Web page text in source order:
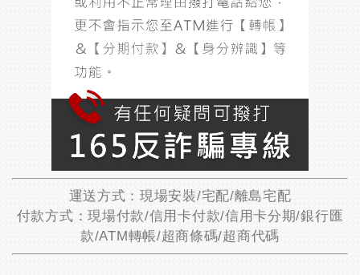
運送方式：現場安裝/宅配/離島宅配
付款方式：現場付款/信用卡付款/信用卡分期/銀行匯
款/ATM轉帳/超商條碼/超商代碼